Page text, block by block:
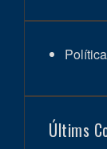
Últims